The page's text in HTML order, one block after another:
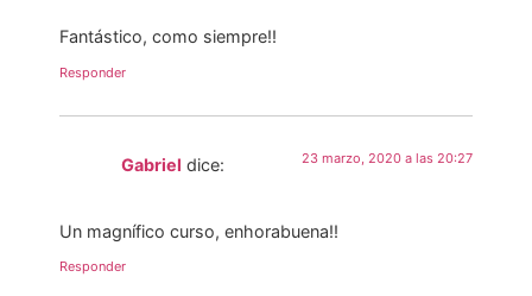
Fantástico, como siempre!!
Responder
Gabriel dice: 23 marzo, 2020 a las 20:27
Un magnífico curso, enhorabuena!!
Responder